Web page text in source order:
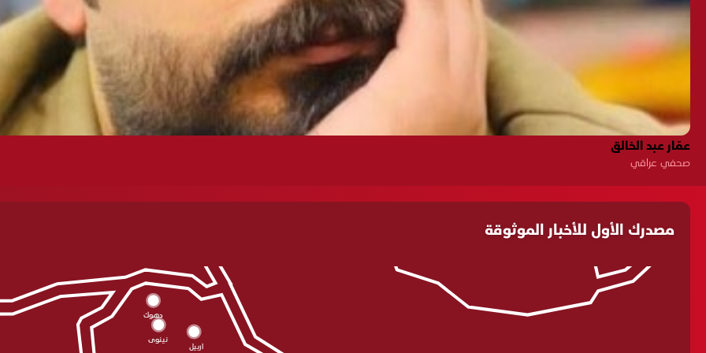
عمّار عبد الخالق
صحفي عراقي
مصدرك الأول للأخبار الموثوقة
اربيل
دهوك
نينوى